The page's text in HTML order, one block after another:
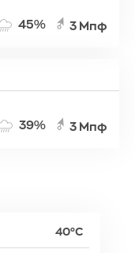
45% 3 Μπφ
39% 3 Μπφ
40°C